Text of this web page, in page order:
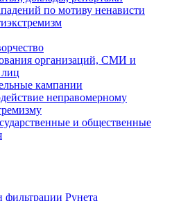
по мотиву ненависти
организаций, СМИ и
кампании
неправомерному
и общественные
Рунета